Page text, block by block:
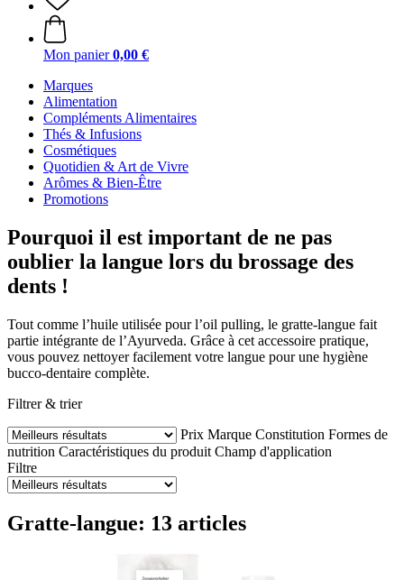
Mon panier 0,00 €
Marques
Alimentation
Compléments Alimentaires
Thés & Infusions
Cosmétiques
Quotidien & Art de Vivre
Arômes & Bien-Être
Promotions
Pourquoi il est important de ne pas
oublier la langue lors du brossage des
dents !
Tout comme l’huile utilisée pour l’oil pulling, le gratte-langue fait
partie intégrante de l’Ayurveda. Grâce à cet accessoire pratique,
vous pouvez nettoyer facilement votre langue pour une hygiène
bucco-dentaire complète.
Filtrer & trier
Prix Marque Constitution Formes de
nutrition Caractéristiques du produit Champ d'application
Filtre
Gratte-langue: 13 articles